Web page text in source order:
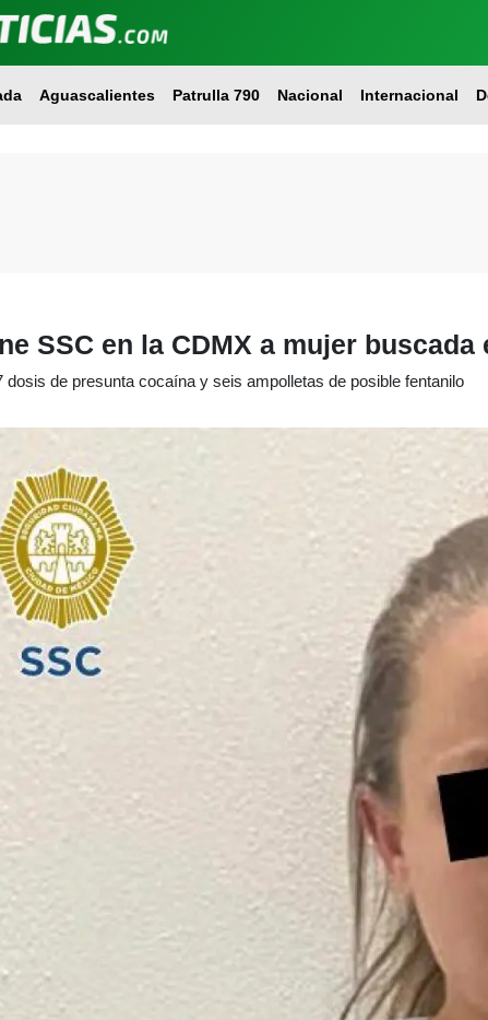
Aguascalientes Patrulla 790 Nacional Internacional
SSC en la CDMX a mujer
dosis de presunta cocaína y seis ampolletas de posible fentanilo